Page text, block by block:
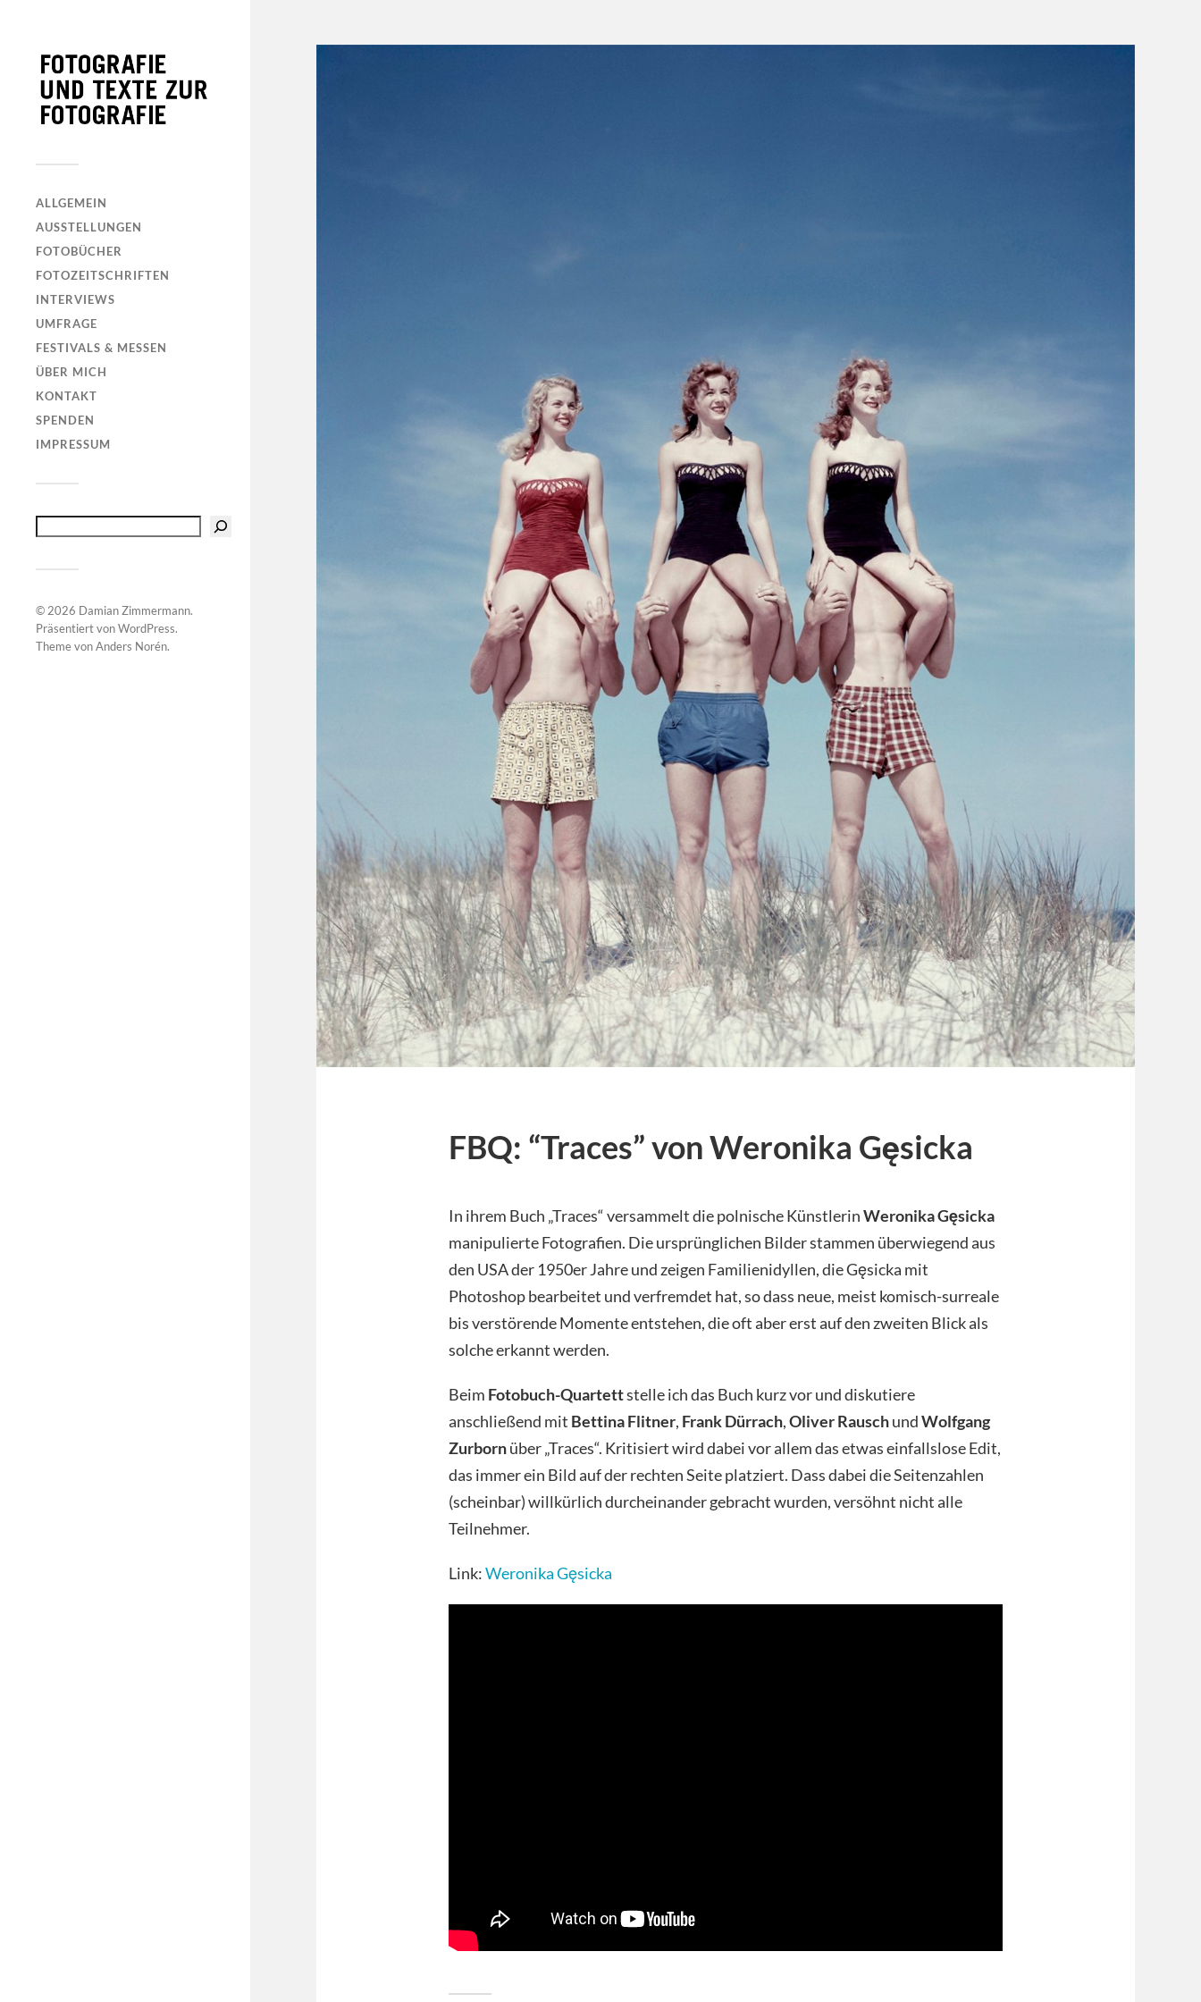
ALLGEMEIN
AUSSTELLUNGEN
FOTOBÜCHER
FOTOZEITSCHRIFTEN
INTERVIEWS
UMFRAGE
FESTIVALS & MESSEN
ÜBER MICH
KONTAKT
SPENDEN
IMPRESSUM
© 2026 Damian Zimmermann.
Präsentiert vonWordPress.
Theme vonAnders Norén.
FBQ: “Traces” von Weronika Gęsicka
In ihrem Buch „Traces“ versammelt die polnische KünstlerinWeronika Gęsicka
manipulierte Fotografien. Die ursprünglichen Bilder stammen überwiegend aus
den USA der 1950er Jahre und zeigen Familienidyllen, die Gęsicka mit
Photoshop bearbeitet und verfremdet hat, so dass neue, meist komisch-surreale
bis verstörende Momente entstehen, die oft aber erst auf den zweiten Blick als
solche erkannt werden.
Beim Fotobuch-Quartettstelle ich das Buch kurz vor und diskutiere
anschließend mit Bettina Flitner, Frank Dürrach,Oliver RauschundWolfgang
Zurbornüber „Traces“. Kritisiert wird dabei vor allem das etwas einfallslose Edit,
das immer ein Bild auf der rechten Seite platziert. Dass dabei die Seitenzahlen
(scheinbar) willkürlich durcheinander gebracht wurden, versöhnt nicht alle
Teilnehmer.
Link:Weronika Gęsicka